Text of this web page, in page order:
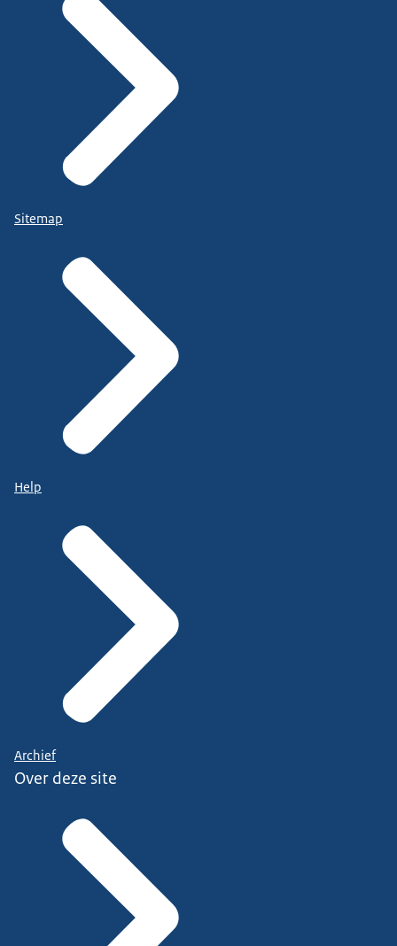
Sitemap
Help
Archief
Over deze site